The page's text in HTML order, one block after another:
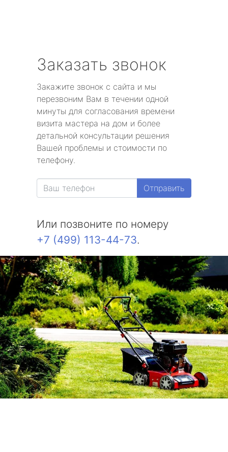
Заказать звонок
Закажите звонок с сайта и мы
перезвоним Вам в течении одной
минуты для согласования времени
визита мастера на дом и более
детальной консультации решения
Вашей проблемы и стоимости по
телефону.
Отправить
Или позвоните по номеру
+7 (499) 113-44-73.